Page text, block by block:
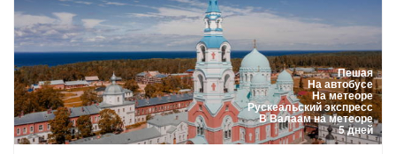
Пешая
На автобусе
На метеоре
Рускеальский экспресс
В Валаам на метеоре
5 дней